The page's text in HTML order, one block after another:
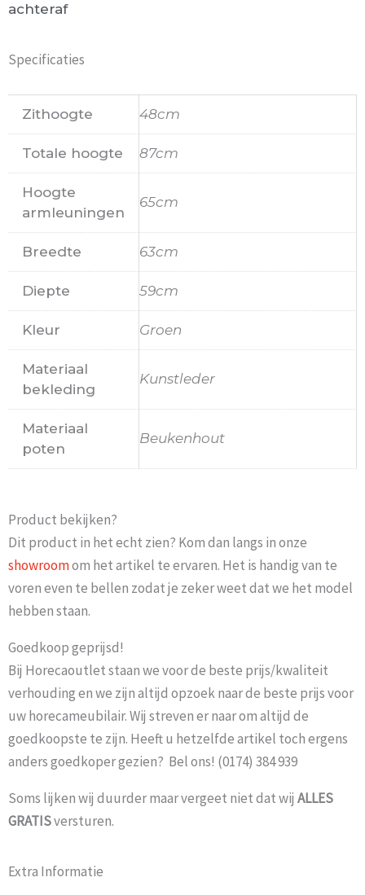
achteraf
Specificaties
Zithoogte 48cm
Totale hoogte 87cm
Hoogte
armleuningen
65cm
Breedte 63cm
Diepte 59cm
Kleur Groen
Materiaal
bekleding
Kunstleder
Materiaal
poten
Beukenhout
Product bekijken?
Dit product in het echt zien? Kom dan langs in onze
showroomom het artikel te ervaren. Het is handig van te
voren even te bellen zodat je zeker weet dat we het model
hebben staan.
Goedkoop geprijsd!
Bij Horecaoutlet staan we voor de beste prijs/kwaliteit
verhouding en we zijn altijd opzoek naar de beste prijs voor
uw horecameubilair. Wij streven er naar om altijd de
goedkoopste te zijn. Heeft u hetzelfde artikel toch ergens
anders goedkoper gezien? Bel ons! (0174) 384 939
Soms lijken wij duurder maar vergeet niet dat wij ALLES
GRATISversturen.
Extra Informatie